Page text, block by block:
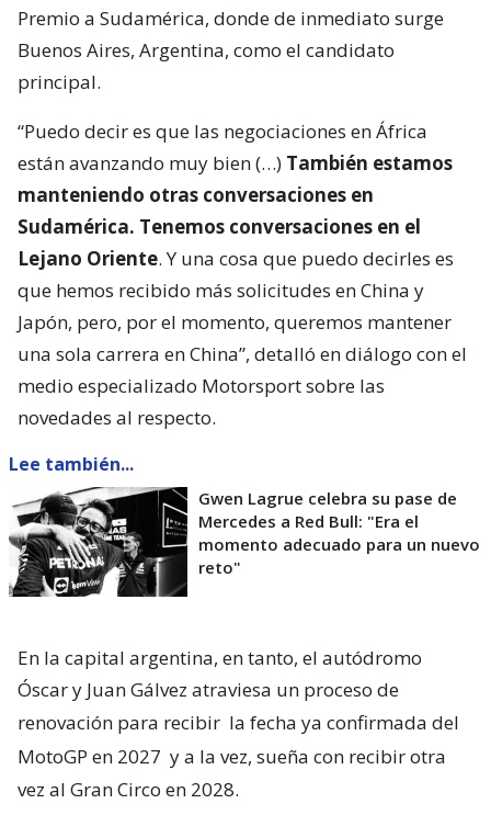
Premio a Sudamérica, donde de inmediato surge
Buenos Aires, Argentina, como el candidato
principal.
“Puedo decir es que las negociaciones en África
están avanzando muy bien (…) También estamos
manteniendo otras conversaciones en
Sudamérica. Tenemos conversaciones en el
Lejano Oriente. Y una cosa que puedo decirles es
que hemos recibido más solicitudes en China y
Japón, pero, por el momento, queremos mantener
una sola carrera en China”, detalló en diálogo con el
medio especializado Motorsport sobre las
novedades al respecto.
Lee también...
Gwen Lagrue celebra su pase de
Mercedes a Red Bull: "Era el
momento adecuado para un nuevo
reto"
En la capital argentina, en tanto, el autódromo
Óscar y Juan Gálvez atraviesa un proceso de
renovación para recibir la fecha ya confirmada del
MotoGP en 2027 y a la vez, sueña con recibir otra
vez al Gran Circo en 2028.